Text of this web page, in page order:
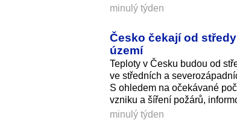
minulý týden
Česko čekají od
území
Teploty v Česku budou od
ve středních a
S ohledem na očekávané
vzniku a šíření požárů,
minulý týden